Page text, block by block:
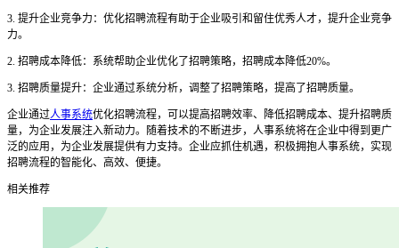
3. 提升企业竞争力：优化招聘流程有助于企业吸引和留住优秀人才，提升企业竞争
力。
2. 招聘成本降低：系统帮助企业优化了招聘策略，招聘成本降低20%。
3. 招聘质量提升：企业通过系统分析，调整了招聘策略，提高了招聘质量。
企业通过人事系统优化招聘流程，可以提高招聘效率、降低招聘成本、提升招聘质
量，为企业发展注入新动力。随着技术的不断进步，人事系统将在企业中得到更广
泛的应用，为企业发展提供有力支持。企业应抓住机遇，积极拥抱人事系统，实现
招聘流程的智能化、高效、便捷。
相关推荐